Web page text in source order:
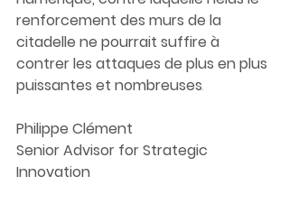
renforcement des murs de la
citadelle ne pourrait suffire à
contrer les attaques de plus en plus
puissantes et nombreuses.
Philippe Clément
Senior Advisor for Strategic
Innovation